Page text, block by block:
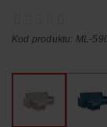
Kod produktu: ML-